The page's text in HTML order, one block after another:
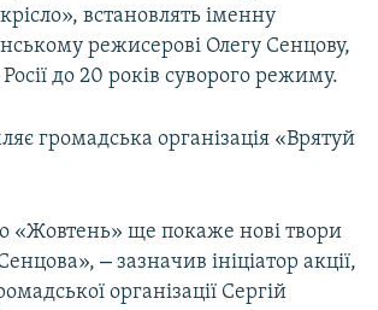
RL
встановлять іменну
режисерові Олегу Сенцову,
до 20 років суворого режиму.
громадська організація «Врятуй
«Жовтень» ще покаже нові твори
– зазначив ініціатор акції,
організації Сергій